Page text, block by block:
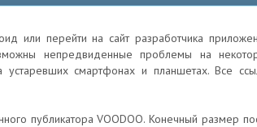
или перейти на сайт разработчика
непредвиденные проблемы на
устаревших смартфонах и планшетах. Все
публикатора VOODOO. Конечный размер